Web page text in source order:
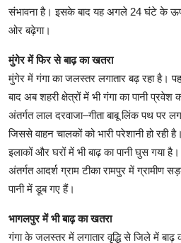
संभावना है। इसके बाद यह अगले 24 घंटे के ऊपर
ओर बढ़ेगा।
मुंगेर में फिर से बाढ़ का खतरा
मुंगेर में गंगा का जलस्तर लगातार बढ़ रहा है।
बाद अब शहरी क्षेत्रों में भी गंगा का पानी
अंतर्गत लाल दरवाजा–गीता बाबू लिंक पथ पर
जिससे वाहन चालकों को भारी परेशानी हो
इलाकों और घरों में भी बाढ़ का पानी घुस गया
अंतर्गत आदर्श ग्राम टीका रामपुर में ग्रामीण
पानी में डूब गए हैं।
भागलपुर में भी बाढ़ का खतरा
गंगा के जलस्तर में लगातार वृद्धि से जिले में बाढ़